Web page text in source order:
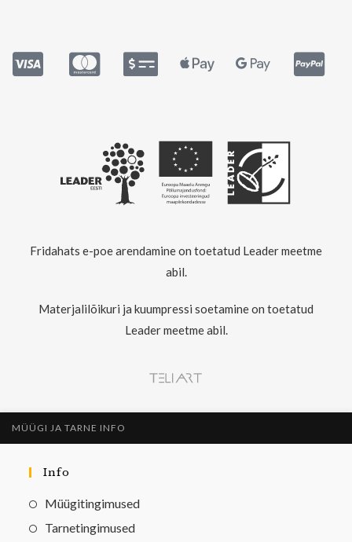
Fridahats e-poe arendamine on toetatud Leader meetme
abil.
Materjalilõikuri ja kuumpressi soetamine on toetatud
Leader meetme abil.
MÜÜGI JA TARNE INFO
Info
Müügitingimused
Tarnetingimused